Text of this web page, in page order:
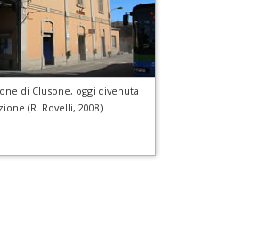
di Clusone, oggi divenuta
(R. Rovelli, 2008)